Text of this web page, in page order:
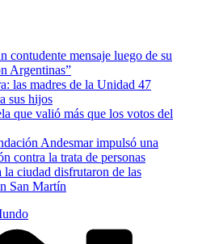
contudente mensaje luego de su
Argentinas”
las madres de la Unidad 47
sus hijos
que valió más que los votos del
Andesmar impulsó una
contra la trata de personas
ciudad disfrutaron de las
San Martín